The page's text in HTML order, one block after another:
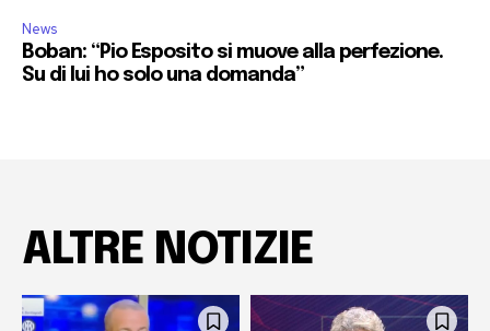
News
Boban: “Pio Esposito si muove alla perfezione.
Su di lui ho solo una domanda”
ALTRE NOTIZIE